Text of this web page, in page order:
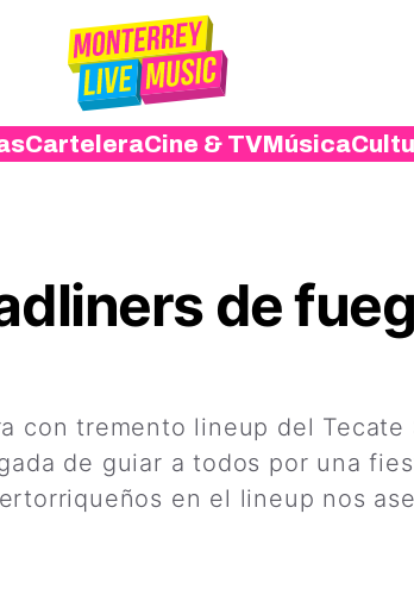
CarteleraCine & TVMúsica
de
con tremento lineup del
de guiar a todos por una
en el lineup nos